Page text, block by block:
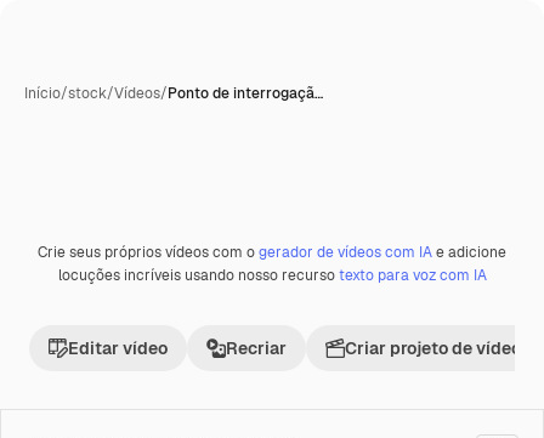
Início/stock/Vídeos/Ponto de interrogaçã…
Premium
Crie seus próprios vídeos com ogerador de vídeos com IAe adicione
locuções incríveis usando nosso recursotexto para voz com IA
Editar vídeo Recriar Criar projeto de vídeo